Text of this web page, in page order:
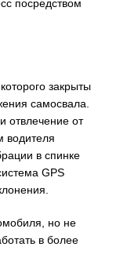
посредством
закрыты
самосвала.
отвлечение от
водителя
в спинке
GPS
но не
в более